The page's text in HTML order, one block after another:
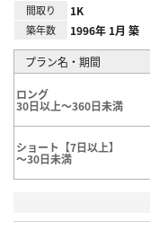
間取り 1K
築年数 1996年 1月 築
プラン名・期間
ロング
30日以上～360日未満
ショート【7日以上】
～30日未満